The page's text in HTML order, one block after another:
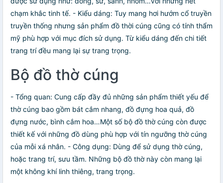
chạm khắc tinh tế. - Kiểu dáng: Tuy mang hơi hướm cổ truyền
truyền thống nhưng sản phẩm đồ thời cúng cũng có tính thẩm
mỹ phù hợp với mục đích sử dụng. Từ kiểu dáng đến chi tiết
trang trí đều mang lại sự trang trọng.
Bộ đồ thờ cúng
- Tổng quan: Cung cấp đầy đủ những sản phẩm thiết yếu để
thờ cúng bao gồm bát cắm nhang, đồ đựng hoa quả, đồ
đựng nước, bình cắm hoa…Một số bộ đồ thờ cúng còn được
thiết kế với những đồ dùng phù hợp với tín ngưỡng thờ cúng
của mỗi xá nhân. - Công dụng: Dùng để sử dụng thờ cúng,
hoặc trang trí, sưu tầm. Những bộ đồ thờ này còn mang lại
một không khí linh thiêng, trang trọng.